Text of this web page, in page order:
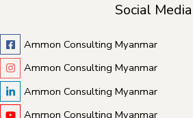
Social Media
Ammon Consulting Myanmar
Ammon Consulting Myanmar
Ammon Consulting Myanmar
Ammon Consulting Myanmar